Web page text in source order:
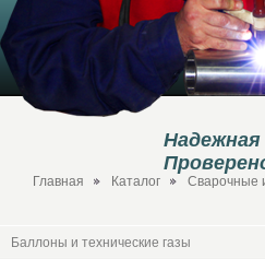
Главная Каталог Сварочные
Баллоны и технические газы